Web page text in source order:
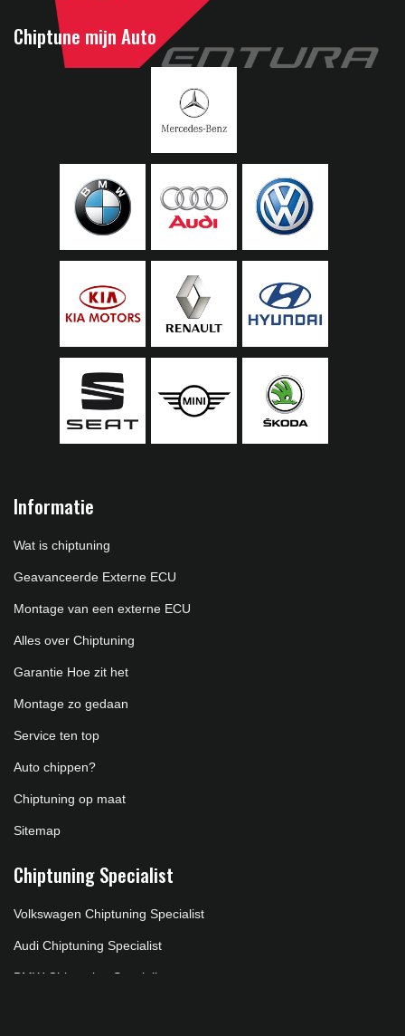
Chiptune mijn Auto
Informatie
Wat is chiptuning
Geavanceerde Externe ECU
Montage van een externe ECU
Alles over Chiptuning
Garantie Hoe zit het
Montage zo gedaan
Service ten top
Auto chippen?
Chiptuning op maat
Sitemap
Chiptuning Specialist
Volkswagen Chiptuning Specialist
Audi Chiptuning Specialist
BMW Chiptuning Specialist